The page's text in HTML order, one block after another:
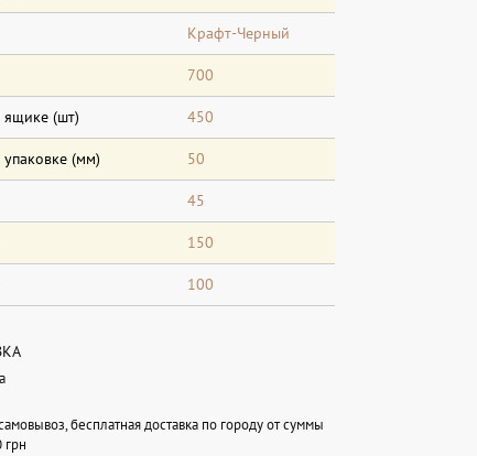
Крафт-Черный
700
ящике (шт) 450
упаковке (мм) 50
45
150
100
бесплатная доставка по городу от суммы
грн